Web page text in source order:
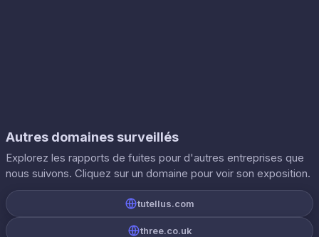
Autres domaines surveillés
Explorez les rapports de fuites pour d'autres entreprises que
nous suivons. Cliquez sur un domaine pour voir son exposition.
tutellus.com
three.co.uk